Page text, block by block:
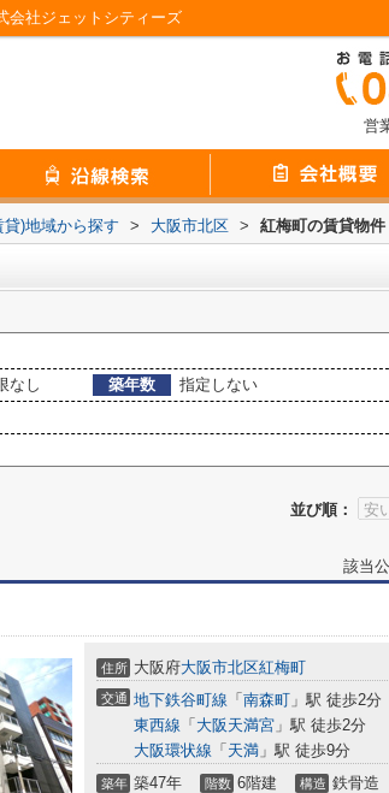
会社ジェットシティーズ
営
貸)地域から探す > 大阪市北区 > 紅梅町の賃貸物件
なし 築年数
指定しない
並び順：
該当
住所 大阪府大阪市北区紅梅町
交通 地下鉄谷町線 「 南森町 」駅 徒歩2分
東西線 「 大阪天満宮 」駅 徒歩2分
大阪環状線 「 天満 」駅 徒歩9分
築年 築47年 階数 6階建 構造 鉄骨造